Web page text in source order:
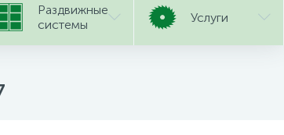
Раздвижные
системы
Услуги